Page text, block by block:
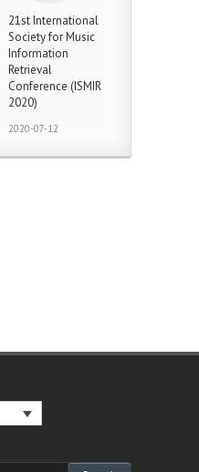
21st International
Society for Music
Information
Retrieval
Conference (ISMIR
2020)
2020-07-12